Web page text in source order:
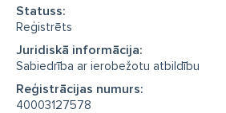
Statuss:
Reģistrēts
Juridiskā informācija:
Sabiedrība ar ierobežotu atbildību
Reģistrācijas numurs:
40003127578